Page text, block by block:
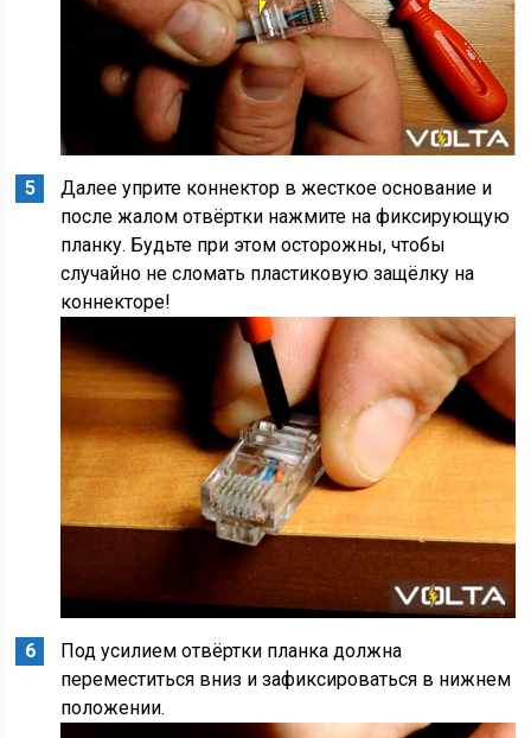
Далее уприте коннектор в жесткое основание и
после жалом отвёртки нажмите на фиксирующую
планку. Будьте при этом осторожны, чтобы
случайно не сломать пластиковую защёлку на
коннекторе!
Под усилием отвёртки планка должна
переместиться вниз и зафиксироваться в нижнем
положении.